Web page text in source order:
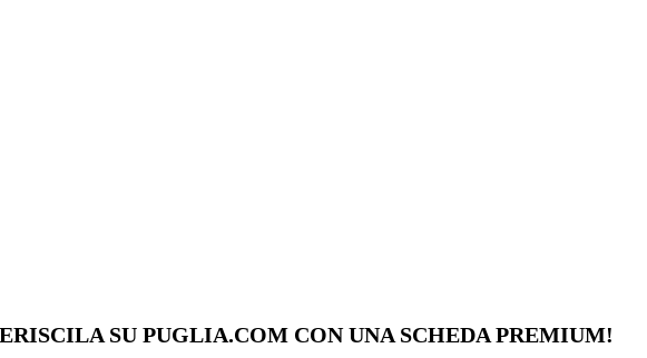
SU PUGLIA.COM CON UNA SCHEDA PREMIUM!